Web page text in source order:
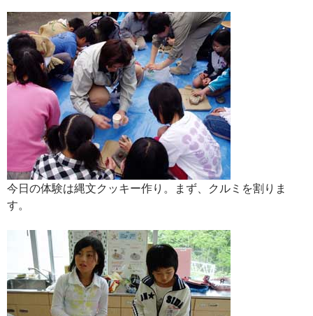
今日の体験は縄文クッキー作り。まず、クルミを割りま
す。